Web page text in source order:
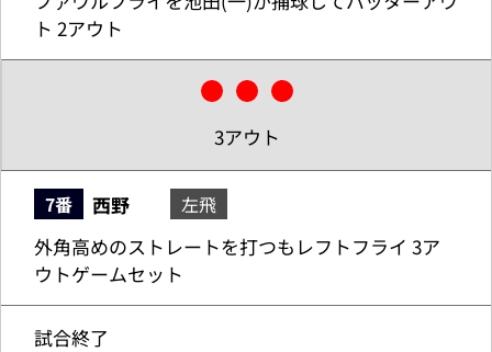
ト 2アウト
3アウト
7番 西野 左飛
外角高めのストレートを打つもレフトフライ 3ア
ウトゲームセット
試合終了